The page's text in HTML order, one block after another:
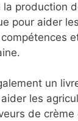
production
pour aider
un
les
de crème